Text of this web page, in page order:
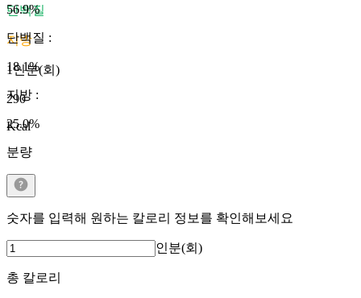
단백질
지방
1인분(회)
290
Kcal
56.9%
단백질 :
18.1%
지방 :
25.0%
분량
숫자를 입력해 원하는 칼로리 정보를 확인해보세요
인분(회)
총 칼로리